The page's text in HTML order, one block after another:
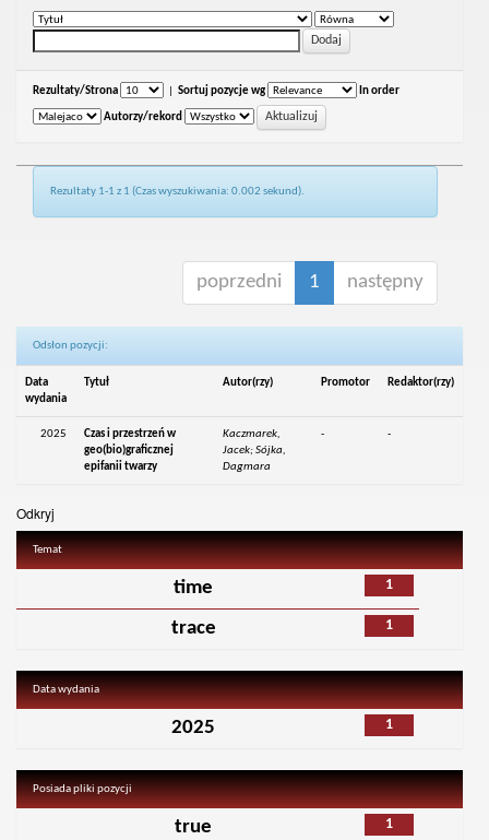
Rezultaty/Strona Sortuj pozycje wg In order
Autorzy/rekord
Rezultaty 1-1 z 1 (Czas wyszukiwania: 0.002 sekund).
poprzedni 1 następny
Odsłon pozycji:
Data
wydania
Tytuł Autor(rzy) Promotor Redaktor(rzy)
2025
Czas i przestrzeń w
geo(bio)graficznej
epifanii twarzy
Kaczmarek,
Jacek; Sójka,
Dagmara
- -
Odkryj
Temat
1
time
1
trace
Data wydania
1
2025
Posiada pliki pozycji
1
true